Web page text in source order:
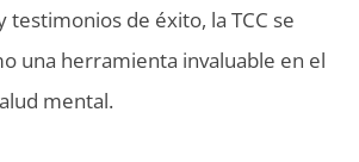
testimonios de éxito, la TCC se
una herramienta invaluable en el
mental.